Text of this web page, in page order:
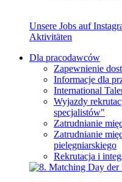
Unsere Jobs auf
Aktivitäten
Dla pracodawców
Zapewnienie
Informacje dla
International
Wyjazdy
specjalistów"
Zatrudnianie
Zatrudnianie
pielęgniarskiego
Rekrutacja i